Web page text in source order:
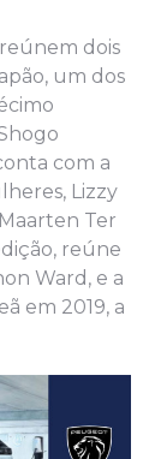
dois
um dos
com a
Lizzy
Ter
reúne
Ward, e a
em 2019, a